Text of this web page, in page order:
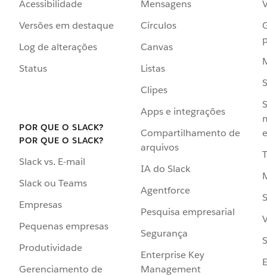
Acessibilidade
Versões em destaque
Log de alterações
Status
POR QUE O SLACK?
POR QUE O SLACK?
Slack vs. E-mail
Slack ou Teams
Empresas
Pequenas empresas
Produtividade
Gerenciamento de
Mensagens
Círculos
Canvas
Listas
Clipes
Apps e integrações
Compartilhamento de
arquivos
IA do Slack
Agentforce
Pesquisa empresarial
Segurança
Enterprise Key
Management